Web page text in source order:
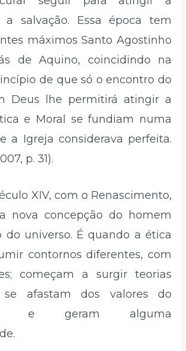
salvação. Essa época tem
máximos Santo Agostinho
de Aquino, coincidindo na
de que só o encontro do
Deus lhe permitirá atingir a
e Moral se fundiam numa
a Igreja considerava perfeita.
p. 31).
XIV, com o Renascimento,
nova concepção do homem
do universo. É quando a ética
contornos diferentes, com
começam a surgir teorias
afastam dos valores do
e geram alguma